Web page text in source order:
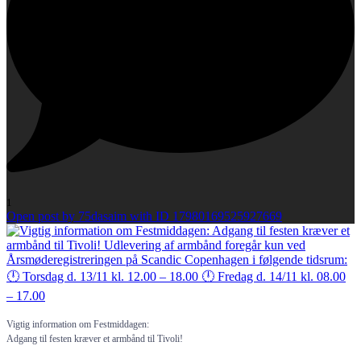
1
Open post by 75dasaim with ID 17980169525927669
Vigtig information om Festmiddagen:
Adgang til festen kræver et armbånd til Tivoli!